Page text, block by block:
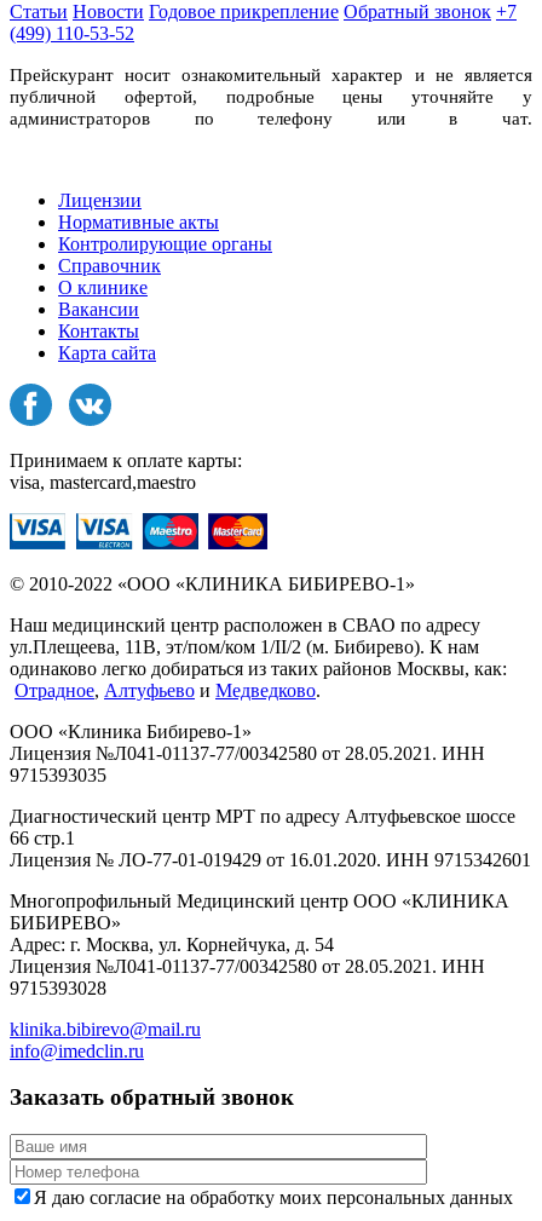
Статьи Новости Годовое прикрепление Обратный звонок +7
(499) 110-53-52
Прейскурант носит ознакомительный характер и не является
публичной офертой, подробные цены уточняйте у
администраторов по телефону или в чат.
Лицензии
Нормативные акты
Контролирующие органы
Справочник
О клинике
Вакансии
Контакты
Карта сайта
Принимаем к оплате карты:
visa, mastercard,maestro
© 2010-2022 «ООО «КЛИНИКА БИБИРЕВО-1»
Наш медицинский центр расположен в СВАО по адресу
ул.Плещеева, 11В, эт/пом/ком 1/II/2 (м. Бибирево). К нам
одинаково легко добираться из таких районов Москвы, как:
Отрадное, Алтуфьево и Медведково.
ООО «Клиника Бибирево-1»
Лицензия №Л041-01137-77/00342580 от 28.05.2021. ИНН
9715393035
Диагностический центр МРТ по адресу Алтуфьевское шоссе
66 стр.1
Лицензия № ЛО-77-01-019429 от 16.01.2020. ИНН 9715342601
Многопрофильный Медицинский центр ООО «КЛИНИКА
БИБИРЕВО»
Адрес: г. Москва, ул. Корнейчука, д. 54
Лицензия №Л041-01137-77/00342580 от 28.05.2021. ИНН
9715393028
klinika.bibirevo@mail.ru
info@imedclin.ru
Заказать обратный звонок
Я даю согласие на обработку моих персональных данных